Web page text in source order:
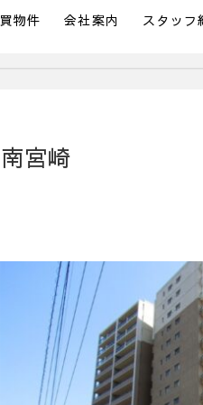
物件 会社案内 スタッフ
宮崎